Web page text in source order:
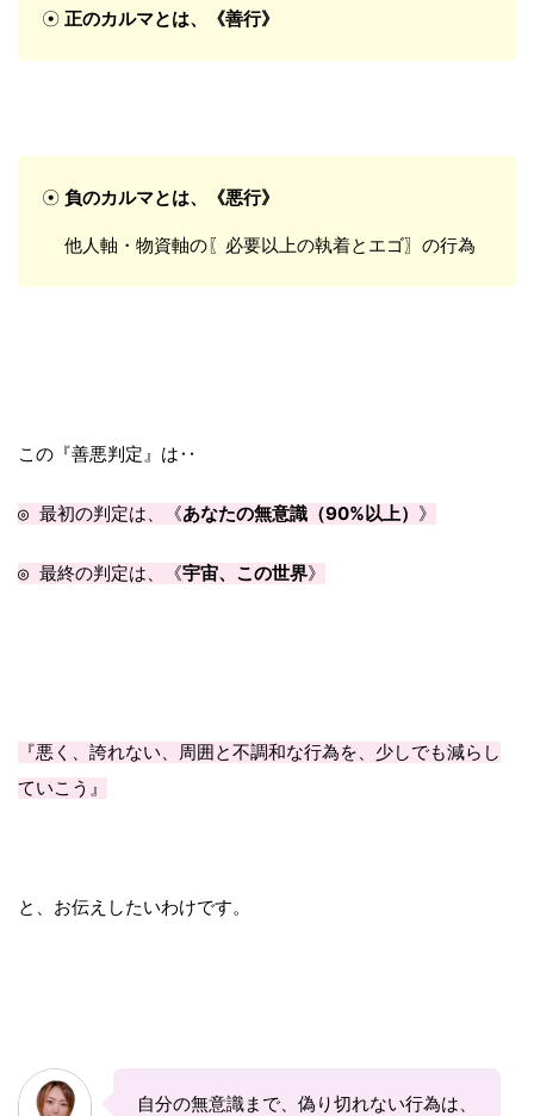
☉ 正のカルマとは、《善行》
☉ 負のカルマとは、《悪行》
他人軸・物資軸の〖必要以上の執着とエゴ〗の行為
この『善悪判定』は‥
◎ 最初の判定は、《あなたの無意識（90%以上） 》
◎ 最終の判定は、《宇宙、この世界》
『悪く、誇れない、周囲と不調和な行為を、 少しでも減らし
ていこう』
と、お伝えしたいわけです。
自分の無意識まで、偽り切れない行為は、